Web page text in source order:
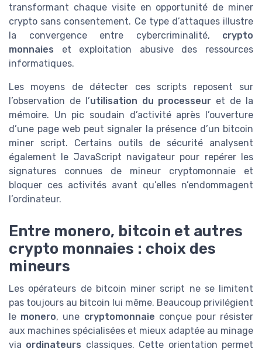
transformant chaque visite en opportunité de miner
crypto sans consentement. Ce type d’attaques illustre
la convergence entre cybercriminalité, crypto
monnaies et exploitation abusive des ressources
informatiques.
Les moyens de détecter ces scripts reposent sur
l’observation de l’utilisation du processeur et de la
mémoire. Un pic soudain d’activité après l’ouverture
d’une page web peut signaler la présence d’un bitcoin
miner script. Certains outils de sécurité analysent
également le JavaScript navigateur pour repérer les
signatures connues de mineur cryptomonnaie et
bloquer ces activités avant qu’elles n’endommagent
l’ordinateur.
Entre monero, bitcoin et autres
crypto monnaies : choix des
mineurs
Les opérateurs de bitcoin miner script ne se limitent
pas toujours au bitcoin lui même. Beaucoup privilégient
le monero, une cryptomonnaie conçue pour résister
aux machines spécialisées et mieux adaptée au minage
via ordinateurs classiques. Cette orientation permet